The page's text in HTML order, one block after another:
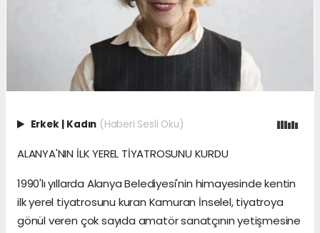
Erkek | Kadın (Haberi Sesli Oku)
ALANYA'NIN İLK YEREL TİYATROSUNU KURDU
1990'lı yıllarda Alanya Belediyesi'nin himayesinde kentin
ilk yerel tiyatrosunu kuran Kamuran İnselel, tiyatroya
gönül veren çok sayıda amatör sanatçının yetişmesine